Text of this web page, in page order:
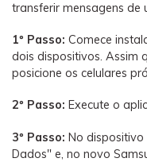
transferir mensagens de
1º Passo: Comece
dois dispositivos. Assim
posicione os celulares
2º Passo: Execute o
3º Passo: No dispositivo
Dados" e, no novo